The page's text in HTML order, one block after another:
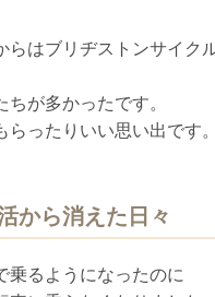
らはブリヂストンサイク
ちが多かったです。
らったりいい思い出です。
から消えた日々
乗るようになったのに